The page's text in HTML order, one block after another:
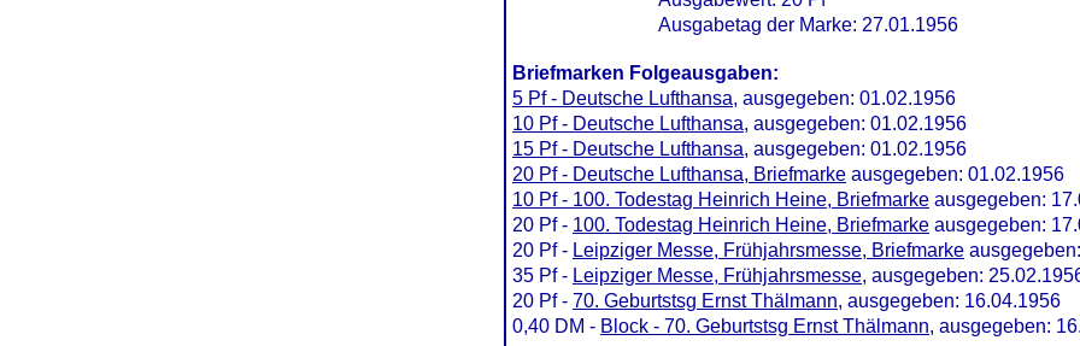
Ausgabetag der Marke: 27.01.1956
Briefmarken Folgeausgaben:
5 Pf - Deutsche Lufthansa, ausgegeben: 01.02.1956
10 Pf - Deutsche Lufthansa, ausgegeben: 01.02.1956
15 Pf - Deutsche Lufthansa, ausgegeben: 01.02.1956
20 Pf - Deutsche Lufthansa, Briefmarke ausgegeben: 01.02.1956
10 Pf - 100. Todestag Heinrich Heine, Briefmarke ausgegeben:
20 Pf - 100. Todestag Heinrich Heine, Briefmarke ausgegeben:
20 Pf - Leipziger Messe, Frühjahrsmesse, Briefmarke
35 Pf - Leipziger Messe, Frühjahrsmesse, ausgegeben:
20 Pf - 70. Geburtstsg Ernst Thälmann, ausgegeben: 16.04.1956
0,40 DM - Block - 70. Geburtstsg Ernst Thälmann, ausgegeben: